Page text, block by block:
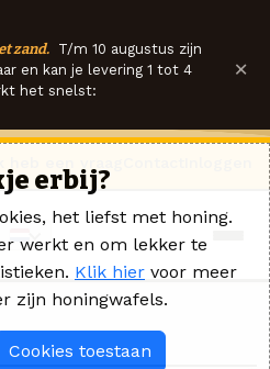
zand. T/m 10 augustus zijn
en kan je levering 1 tot 4
het snelst:
×
erbij?
het liefst met honing.
werkt en om lekker te
Klik hier voor meer
zijn honingwafels.
Cookies toestaan